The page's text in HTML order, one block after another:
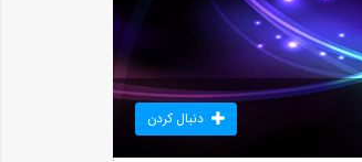
دنبال کردن